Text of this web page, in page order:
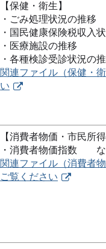
【保健・衛生】
・ごみ処理状況の推移
・国民健康保険税収入
・医療施設の推移
・各種検診受診状
関連ファイル（保健・
い
【消費者物価・市民所得
・消費者物価指数
関連ファイル（消費者
ご覧ください